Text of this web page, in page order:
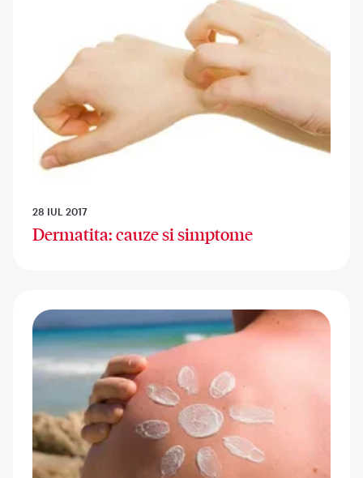
28 IUL 2017
Dermatita: cauze si simptome